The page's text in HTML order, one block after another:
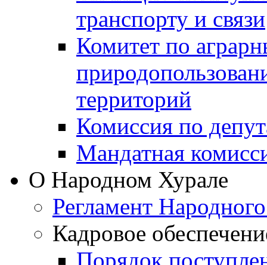
транспорту и связи
Комитет по
территорий
Комиссия по
Мандатная
О Народном Хурале
Регламент
Кадровое